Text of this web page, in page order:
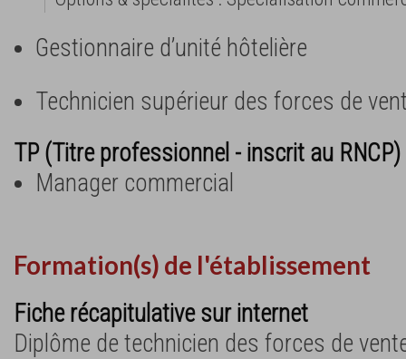
Gestionnaire d’unité hôtelière
Technicien supérieur des forces de
TP (Titre professionnel - inscrit au RNCP)
Manager commercial
Formation(s) de l'établissement
Fiche récapitulative sur internet
Diplôme de technicien des forces de